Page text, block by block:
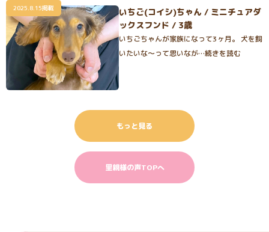
2025.8.15掲載
いちご(コイシ)ちゃん / ミニチュアダ
ックスフンド / 3歳
いちごちゃんが家族になって3ヶ月。 犬を飼
いたいな〜って思いなが…続きを読む
もっと見る
里親様の声TOPへ